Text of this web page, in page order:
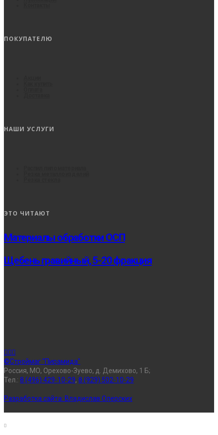
ПОКУПАТЕЛЮ
НАШИ УСЛУГИ
ЭТО ЧИТАЮТ
Материалы обработки ОСП
Щебень гравийный, 5-20 фракция
©Строймаг "Пирамида"
Россия, МО, Орехово-Зуево, д. Демихово, 1 Б;
Тел.: 8 (496) 429-10-29, 8 (929) 502-10-29
Разработка сайта: Владислав Олерских